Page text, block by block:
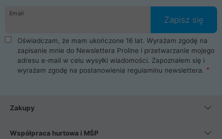
Email
Zapisz się
Oświadczam, że mam ukończone 16 lat. Wyrażam zgodę na
zapisanie mnie do Newslettera Proline i przetwarzanie mojego
adresu e-mail w celu wysyłki wiadomości. Zapoznałem się i
wyrażam zgodę na postanowienia regulaminu newslettera.
Zakupy
Współpraca hurtowa i MŚP